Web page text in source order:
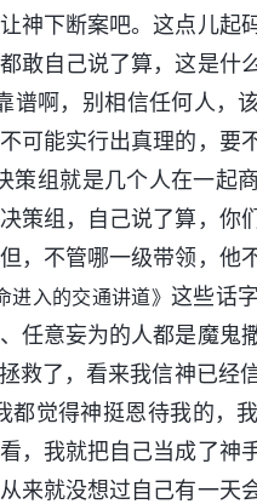
神下断案吧。这点儿起
敢自己说了算，这是什
谱啊，别相信任何人，
可能实行出真理的，要
策组就是几个人在一起
策组，自己说了算，你
，不管哪一级带领，他
进入的交通讲道》这些话
任意妄为的人都是魔鬼
救了，看来我信神已经
觉得神挺恩待我的，
，我就把自己当成了神
来就没想过自己有一天